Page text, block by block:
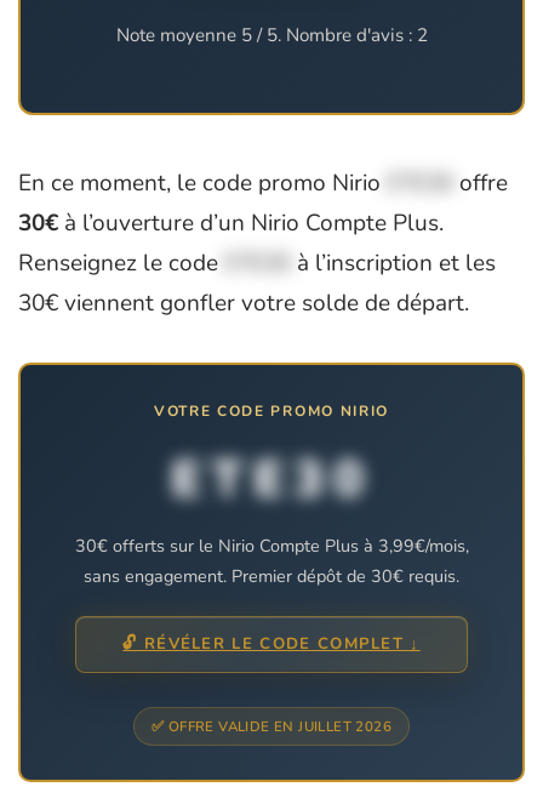
Note moyenne 5/ 5. Nombre d'avis : 2
En ce moment, le code promo Nirio
offre
30€ à l’ouverture d’un Nirio Compte Plus.
Renseignez le code
à l’inscription et les
30€ viennent gonfler votre solde de départ.
VOTRE CODE PROMO NIRIO
ETE30
30€ offerts sur le Nirio Compte Plus à 3,99€/mois,
sans engagement. Premier dépôt de 30€ requis.
🔓 RÉVÉLER LE CODE COMPLET ↓
✅ OFFRE VALIDE EN JUILLET 2026